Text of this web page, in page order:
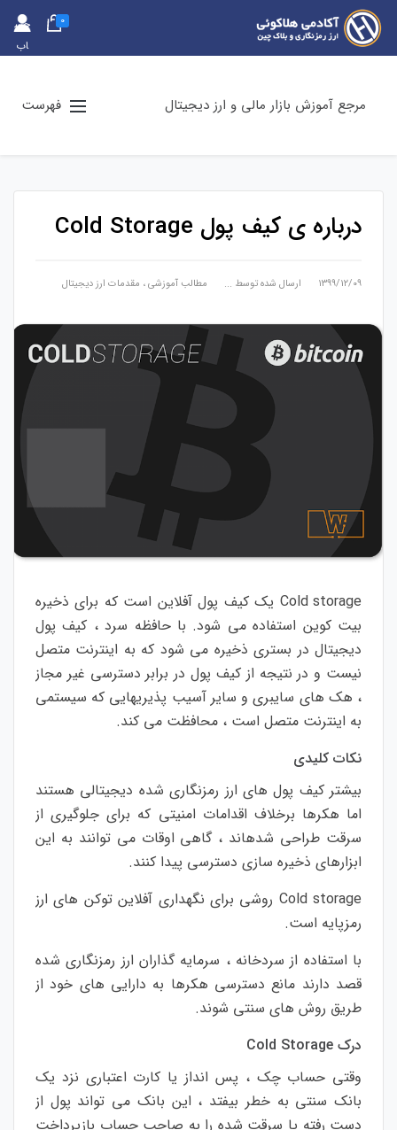
حس
اب
0
مرجع آموزش بازار مالی و ارز دیجیتال فهرست
درباره ی کیف پول Cold Storage
۱۳۹۹/۱۲/۰۹ ارسال شده توسط ... مطالب آموزشی، مقدمات ارز دیجیتال
Cold storage یک کیف پول آفلاین است که برای ذخیره
بیت کوین استفاده می شود. با حافظه سرد ، کیف پول
دیجیتال در بستری ذخیره می شود که به اینترنت متصل
نیست و در نتیجه از کیف پول در برابر دسترسی غیر مجاز
، هک های سایبری و سایر آسیب پذیریهایی که سیستمی
به اینترنت متصل است ، محافظت می کند.
نکات کلیدی
بیشتر کیف پول های ارز رمزنگاری شده دیجیتالی هستند
اما هکرها برخلاف اقدامات امنیتی که برای جلوگیری از
سرقت طراحی شدهاند ، گاهی اوقات می توانند به این
ابزارهای ذخیره سازی دسترسی پیدا کنند.
Cold storage روشی برای نگهداری آفلاین توکن های ارز
رمزپایه است.
با استفاده از سردخانه ، سرمایه گذاران ارز رمزنگاری شده
قصد دارند مانع دسترسی هکرها به دارایی های خود از
طریق روش های سنتی شوند.
درک
وقتی حساب چک ، پس انداز یا کارت اعتباری نزد یک
بانک سنتی به خطر بیفتد ، این بانک می تواند پول از
دست رفته یا سرقت شده را به صاحب حساب بازپرداخت